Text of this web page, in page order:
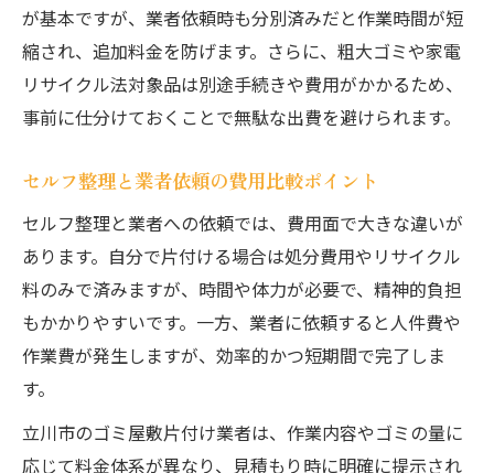
が基本ですが、業者依頼時も分別済みだと作業時間が短
縮され、追加料金を防げます。さらに、粗大ゴミや家電
リサイクル法対象品は別途手続きや費用がかかるため、
事前に仕分けておくことで無駄な出費を避けられます。
セルフ整理と業者依頼の費用比較ポイント
セルフ整理と業者への依頼では、費用面で大きな違いが
あります。自分で片付ける場合は処分費用やリサイクル
料のみで済みますが、時間や体力が必要で、精神的負担
もかかりやすいです。一方、業者に依頼すると人件費や
作業費が発生しますが、効率的かつ短期間で完了しま
す。
立川市のゴミ屋敷片付け業者は、作業内容やゴミの量に
応じて料金体系が異なり、見積もり時に明確に提示され